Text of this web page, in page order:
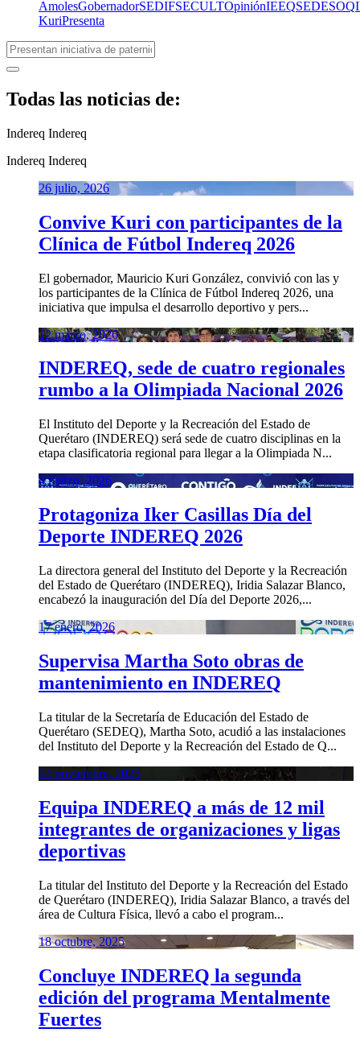
AmolesGobernadorSEDIFSECULTOpiniónIEEQSEDESOQ
KuriPresenta
Todas las noticias de:
Indereq Indereq
Indereq Indereq
26 julio, 2026
Convive Kuri con participantes de la
Clínica de Fútbol Indereq 2026
El gobernador, Mauricio Kuri González, convivió con las y
los participantes de la Clínica de Fútbol Indereq 2026, una
iniciativa que impulsa el desarrollo deportivo y pers...
12 marzo, 2026
INDEREQ, sede de cuatro regionales
rumbo a la Olimpiada Nacional 2026
El Instituto del Deporte y la Recreación del Estado de
Querétaro (INDEREQ) será sede de cuatro disciplinas en la
etapa clasificatoria regional para llegar a la Olimpiada N...
4 marzo, 2026
Protagoniza Iker Casillas Día del
Deporte INDEREQ 2026
La directora general del Instituto del Deporte y la Recreación
del Estado de Querétaro (INDEREQ), Iridia Salazar Blanco,
encabezó la inauguración del Día del Deporte 2026,...
17 enero, 2026
Supervisa Martha Soto obras de
mantenimiento en INDEREQ
La titular de la Secretaría de Educación del Estado de
Querétaro (SEDEQ), Martha Soto, acudió a las instalaciones
del Instituto del Deporte y la Recreación del Estado de Q...
24 noviembre, 2025
Equipa INDEREQ a más de 12 mil
integrantes de organizaciones y ligas
deportivas
La titular del Instituto del Deporte y la Recreación del Estado
de Querétaro (INDEREQ), Iridia Salazar Blanco, a través del
área de Cultura Física, llevó a cabo el program...
18 octubre, 2025
Concluye INDEREQ la segunda
edición del programa Mentalmente
Fuertes